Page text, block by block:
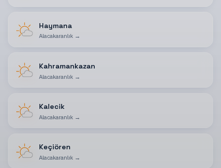
Haymana
Alacakaranlık→
Kahramankazan
Alacakaranlık→
Kalecik
Alacakaranlık→
Keçiören
Alacakaranlık→